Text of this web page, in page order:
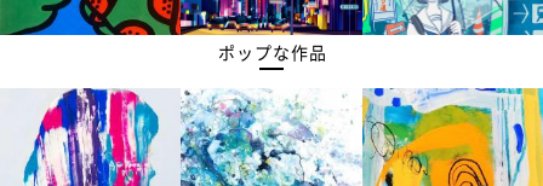
ポップな作品